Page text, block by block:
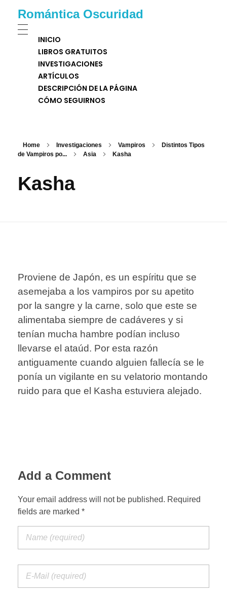
Romántica Oscuridad
INICIO
LIBROS GRATUITOS
INVESTIGACIONES
ARTÍCULOS
DESCRIPCIÓN DE LA PÁGINA
CÓMO SEGUIRNOS
Home Investigaciones Vampiros
Distintos Tipos
de Vampiros po...
Asia Kasha
Kasha
Proviene de Japón, es un espíritu que se
asemejaba a los vampiros por su apetito
por la sangre y la carne, solo que este se
alimentaba siempre de cadáveres y si
tenían mucha hambre podían incluso
llevarse el ataúd. Por esta razón
antiguamente cuando alguien fallecía se le
ponía un vigilante en su velatorio montando
ruido para que el Kasha estuviera alejado.
Add a Comment
Your email address will not be published. Required
fields are marked *